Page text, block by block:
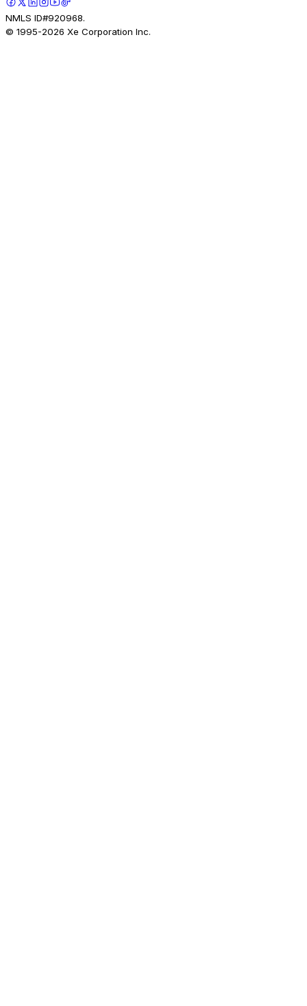
NMLS ID#920968.
© 1995-2026 Xe Corporation Inc.